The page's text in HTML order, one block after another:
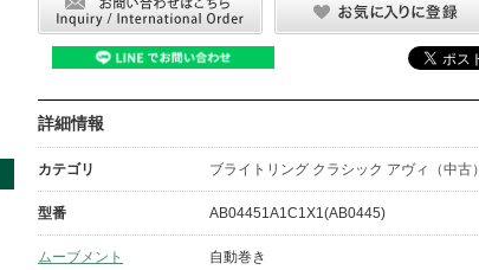
詳細情報
カテゴリ ブライトリング クラシック アヴィ（中古）
型番 AB04451A1C1X1(AB0445)
ムーブメント 自動巻き